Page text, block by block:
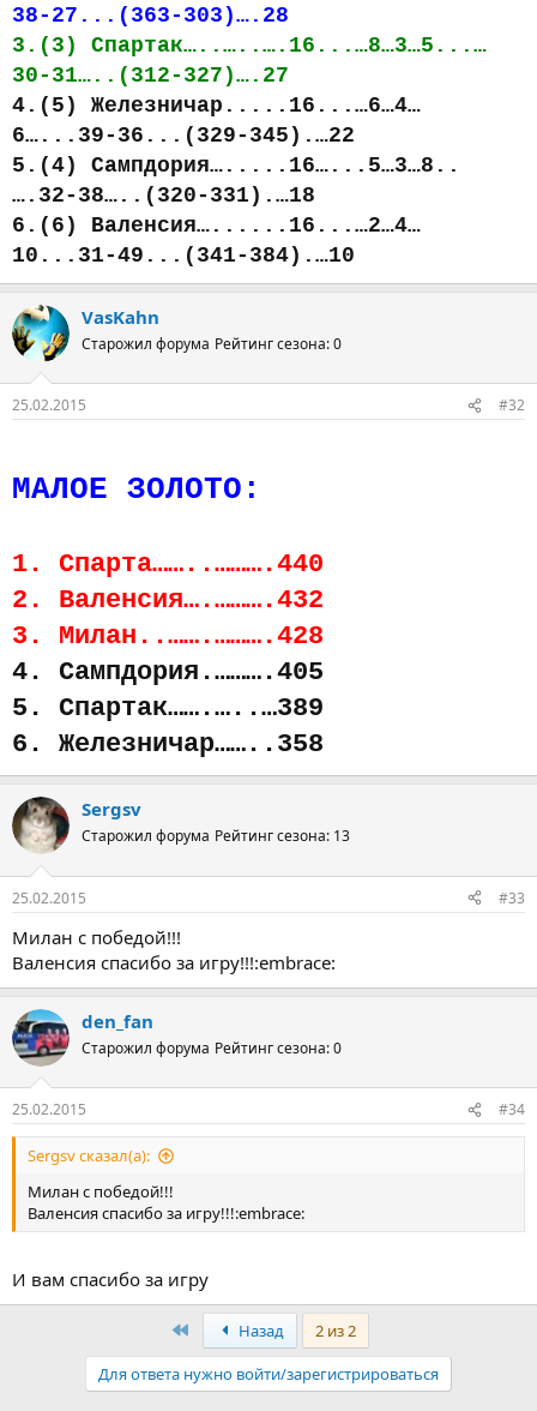
38-27...(363-303)….28
3.(3) Спартак…..…..….16...…8…3…5...…
30-31…..(312-327)….27
4.(5) Железничар.....16...…6…4…
6…...39-36...(329-345).…22
5.(4) Сампдория….....16…...5…3…8..
….32-38…..(320-331).…18
6.(6) Валенсия…......16...…2…4…
10...31-49...(341-384).…10
VasKahn
Старожил форума Рейтинг сезона: 0
25.02.2015 #32
МАЛОЕ ЗОЛОТО:
1. Спарта……..……….440
2. Валенсия….……….432
3. Милан..…….……….428
4. Сампдория.……….405
5. Спартак…….…..…389
6. Железничар……..358
Sergsv
Старожил форума Рейтинг сезона: 13
25.02.2015 #33
Милан с победой!!!
Валенсия спасибо за игру!!!:embrace:
den_fan
Старожил форума Рейтинг сезона: 0
25.02.2015 #34
Sergsv сказал(а):
Милан с победой!!!
Валенсия спасибо за игру!!!:embrace:
И вам спасибо за игру
ПервыйНазад
2 из 2
Для ответа нужно войти/зарегистрироваться